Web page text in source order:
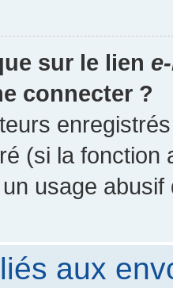
sur le lien
connecter ?
(si la fonction
usage
aux